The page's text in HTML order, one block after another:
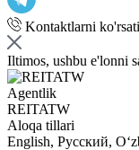
Kontaktlarni
Iltimos, ushbu e'lonni
Agentlik
REITATW
Aloqa tillari
English, Русский,